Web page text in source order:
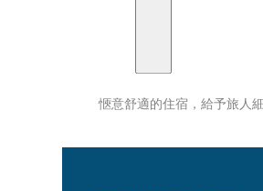
愜意舒適的住宿，給予旅人細